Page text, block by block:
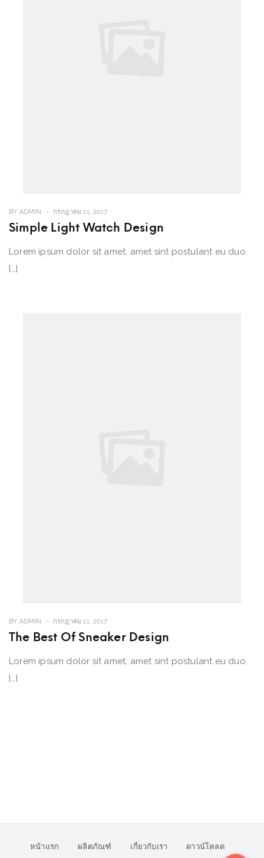
BY ADMIN กรกฎาคม 11, 2017
Simple Light Watch Design
Lorem ipsum dolor sit amet, amet sint postulant eu duo.
[…]
BY ADMIN กรกฎาคม 11, 2017
The Best Of Sneaker Design
Lorem ipsum dolor sit amet, amet sint postulant eu duo.
[…]
หน้าแรก ผลิตภัณฑ์ เกี่ยวกับเรา ดาวน์โหลด